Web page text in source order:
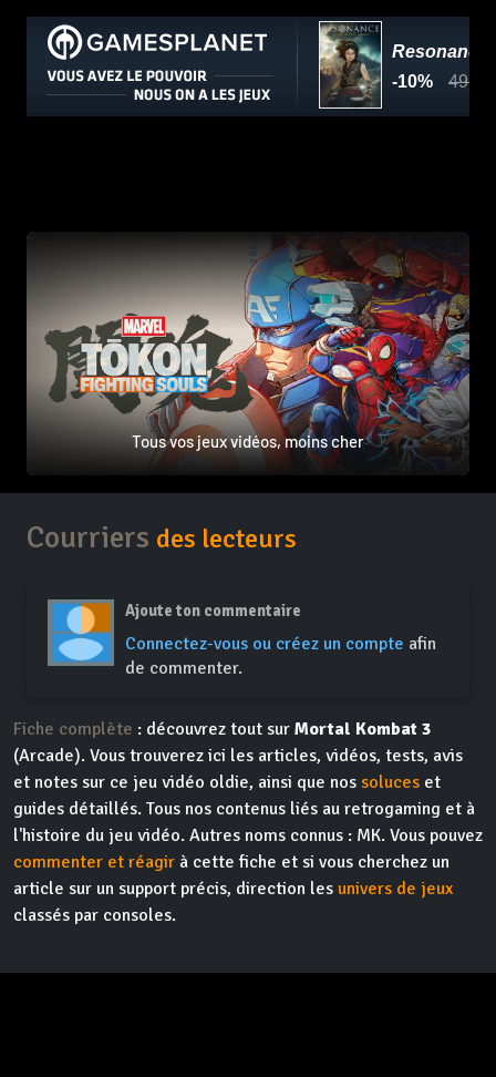
Tous vos jeux vidéos, moins cher
Courriers des lecteurs
Ajoute ton commentaire
Connectez-vous ou créez un compte afin
de commenter.
Fiche complète : découvrez tout sur Mortal Kombat 3
(Arcade). Vous trouverez ici les articles, vidéos, tests, avis
et notes sur ce jeu vidéo oldie, ainsi que nos soluces et
guides détaillés. Tous nos contenus liés au retrogaming et à
l'histoire du jeu vidéo. Autres noms connus : MK. Vous pouvez
commenter et réagir à cette fiche et si vous cherchez un
article sur un support précis, direction les univers de jeux
classés par consoles.